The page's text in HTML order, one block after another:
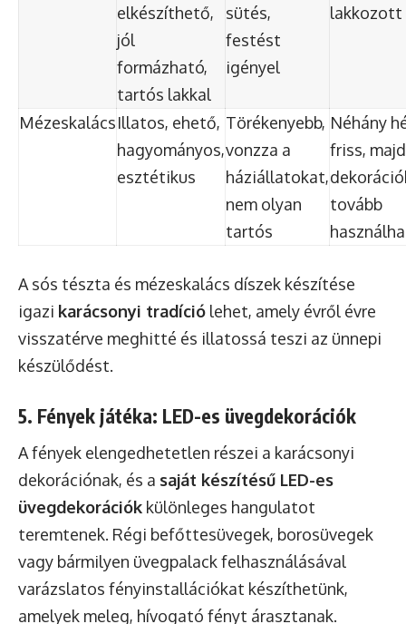
elkészíthető,
jól
formázható,
tartós lakkal
sütés,
festést
igényel
lakkozott
MézeskalácsIllatos, ehető,
hagyományos,
esztétikus
Törékenyebb,
vonzza a
háziállatokat,
nem olyan
tartós
Néhány
friss, majd
tovább
A sós tészta és mézeskalács díszek készítése
igazi karácsonyi tradíció lehet, amely évről évre
visszatérve meghitté és illatossá teszi az ünnepi
készülődést.
5. Fények játéka: LED-es üvegdekorációk
A fények elengedhetetlen részei a karácsonyi
dekorációnak, és a saját készítésű LED-es
üvegdekorációk különleges hangulatot
teremtenek. Régi befőttesüvegek, borosüvegek
vagy bármilyen üvegpalack felhasználásával
varázslatos fényinstallációkat készíthetünk,
amelyek meleg, hívogató fényt árasztanak.